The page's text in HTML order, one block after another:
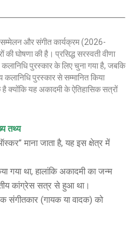
सम्मेलन और संगीत कार्यक्रम (2026-
घोषणा की है। प्रसिद्ध सरस्वती वीणा
पुरस्कार के लिए चुना गया है, जबकि
पुरस्कार से सम्मानित किया
क्योंकि यह अकादमी के ऐतिहासिक सत्रों
तथ्य
माना जाता है, यह इस क्षेत्र में
गया था, हालांकि अकादमी का जन्म
कांग्रेस सत्र से हुआ था।
संगीतकार (गायक या वादक) को